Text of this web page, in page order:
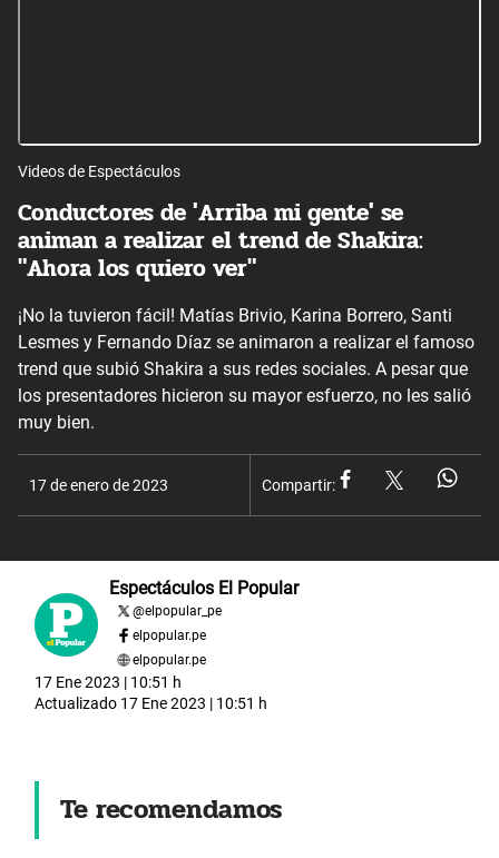
Videos de Espectáculos
Conductores de 'Arriba mi gente' se
animan a realizar el trend de Shakira:
"Ahora los quiero ver"
¡No la tuvieron fácil! Matías Brivio, Karina Borrero, Santi
Lesmes y Fernando Díaz se animaron a realizar el famoso
trend que subió Shakira a sus redes sociales. A pesar que
los presentadores hicieron su mayor esfuerzo, no les salió
muy bien.
17 de enero de 2023 Compartir:
Espectáculos El Popular
@elpopular_pe
elpopular.pe
elpopular.pe
17 Ene 2023 | 10:51 h
Actualizado 17 Ene 2023 | 10:51 h
Te recomendamos